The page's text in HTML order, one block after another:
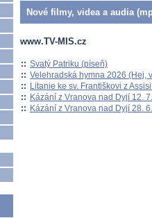
Nové filmy, videa a audia
www.TV-MIS.cz
:: Svatý Patriku (píseň)
:: Velehradská hymna 2026 (Hej,
:: Litanie ke sv. Františkovi z
:: Kázání z Vranova nad Dyjí 12.
:: Kázání z Vranova nad Dyjí 28.